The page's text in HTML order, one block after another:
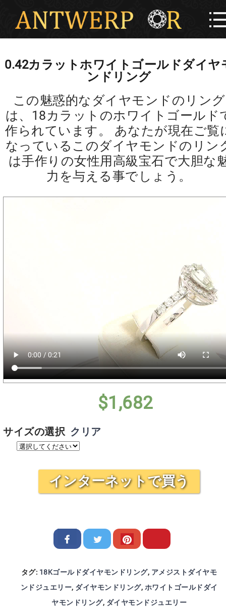
0.42カラットホワイトゴールドダイヤ
ンドリング
この魅惑的なダイヤモンドのリング
は、18カラットのホワイトゴールド
作られています。 あなたが現在ご覧
なっているこのダイヤモンドのリン
は手作りの女性用高級宝石で大胆な
力を与える事でしょう。
$1,682
サイズの選択 クリア
インターネットで買う
タグ: 18Kゴールドダイヤモンドリング, アメジストダイヤモ
ンドジュエリー, ダイヤモンドリング, ホワイトゴールドダイ
ヤモンドリング, ダイヤモンドジュエリー